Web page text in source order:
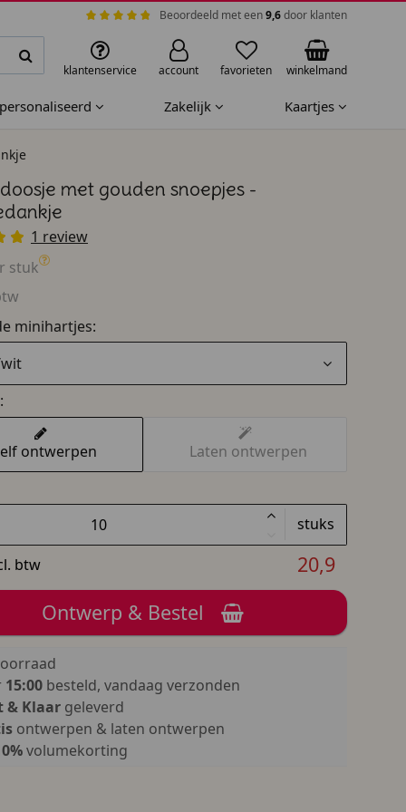
Beoordeeld met een9,6door klanten
klantenservice account favorieten winkelmand
Zakelijk Kaartjes
met gouden snoepjes -
1 review
stuk
minihartjes:
ontwerpen
Laten ontwerpen
stuks
btw
20,9
Ontwerp & Bestel
15:00besteld, vandaag verzonden
& Klaargeleverd
ontwerpen & laten ontwerpen
volumekorting